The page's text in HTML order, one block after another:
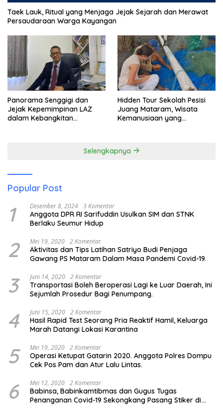
Taek Lauk, Ritual yang Menjaga Jejak Sejarah dan Merawat
Persaudaraan Warga Kayangan
Panorama Senggigi dan
Jejak Kepemimpinan LAZ
dalam Kebangkitan
Hidden Tour Sekolah Pesisi
Juang Mataram, Wisata
Kemanusiaan yang
Selengkapnya
Popular Post
1 Desember 8, 2024 3 Komentar
Anggota DPR RI Sarifuddin Usulkan SIM dan STNK
Berlaku Seumur Hidup
2 Mei 19, 2020 2 Komentar
Aktivitas dan Tips Latihan Satriyo Budi Penjaga
Gawang PS Mataram Dalam Masa Pandemi Covid-19.
3 Juni 14, 2020 2 Komentar
Transportasi Boleh Beroperasi Lagi ke Luar Daerah, Ini
Sejumlah Prosedur Bagi Penumpang.
4 Juni 15, 2020 2 Komentar
Hasil Rapid Test Seorang Pria Reaktif Hamil, Keluarga
Marah Datangi Lokasi Karantina
5 Mei 19, 2020 2 Komentar
Operasi Ketupat Gatarin 2020. Anggota Polres Dompu
Cek Pos Pam dan Atur Lalu Lintas.
6 Mei 12, 2020 2 Komentar
Babinsa, Babinkamtibmas dan Gugus Tugas
Penanganan Covid-19 Sekongkang Pasang Stiker di